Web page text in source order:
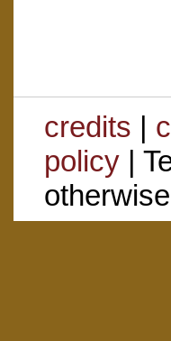
credits |
policy|